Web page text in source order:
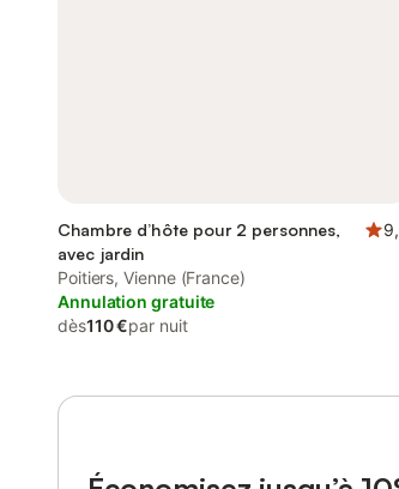
Chambre d’hôte pour 2 personnes,
avec jardin
Poitiers, Vienne (France)
Annulation gratuite
dès110 €par nuit